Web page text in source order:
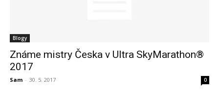
Blogy
Známe mistry Česka v Ultra SkyMarathon®
2017
Sam - 30. 5. 2017 0